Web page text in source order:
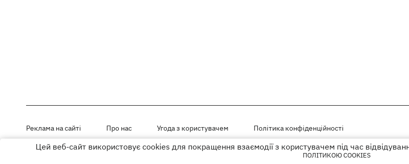
Реклама на сайті Про нас Угода з користувачем Політика конфіденційності
Матеріали під рубриками «Новини компанії», «PR» і «Факт» розміщені на правах реклами
Цей веб-сайт використовує cookies для покращення взаємодії з користувачем під час
ПОЛІТИКОЮ COOKIES